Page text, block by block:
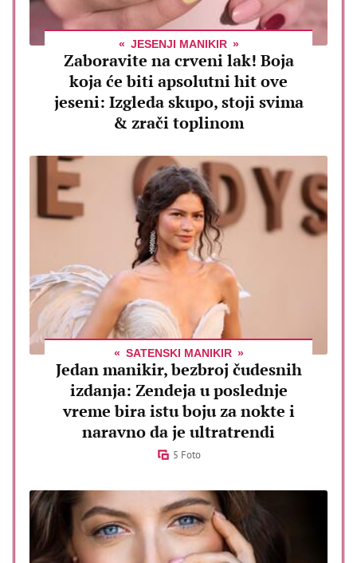
JESENJI MANIKIR
Zaboravite na crveni lak! Boja
koja će biti apsolutni hit ove
jeseni: Izgleda skupo, stoji svima
& zrači toplinom
SATENSKI MANIKIR
Jedan manikir, bezbroj čudesnih
izdanja: Zendeja u poslednje
vreme bira istu boju za nokte i
naravno da je ultratrendi
5 Foto